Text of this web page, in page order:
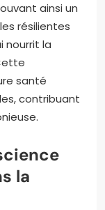
ainsi un
résilientes
nourrit la
santé
contribuant
la